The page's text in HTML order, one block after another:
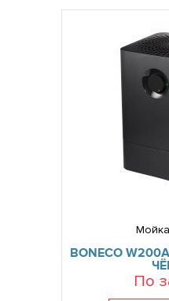
BONECO
По